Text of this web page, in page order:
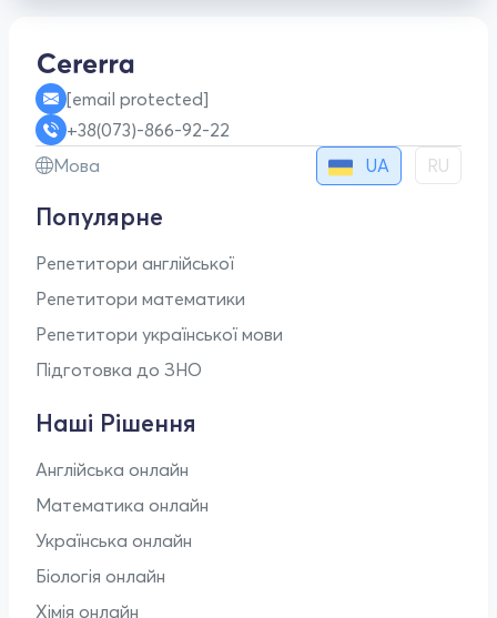
[email protected]
+38(073)-866-92-22
Мова
UA RU
Популярне
Репетитори англійської
Репетитори математики
Репетитори української мови
Підготовка до ЗНО
Наші Рішення
Англійська онлайн
Математика онлайн
Українська онлайн
Біологія онлайн
Хімія онлайн